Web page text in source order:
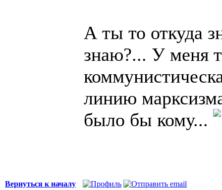
А ты то откуда
знаю?... У меня
линию
было бы кому...
Вернуться к началу